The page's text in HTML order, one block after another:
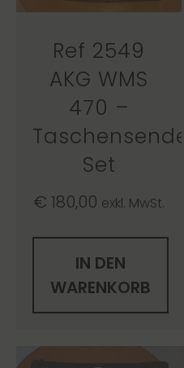
Ref 2549
AKG WMS
470 –
Taschensender
Set
€ 180,00 exkl. MwSt.
IN DEN
WARENKORB